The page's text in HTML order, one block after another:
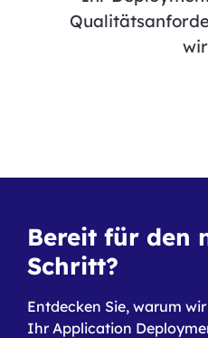
Bereit für den
Schritt?
Entdecken Sie, warum
Ihr Application